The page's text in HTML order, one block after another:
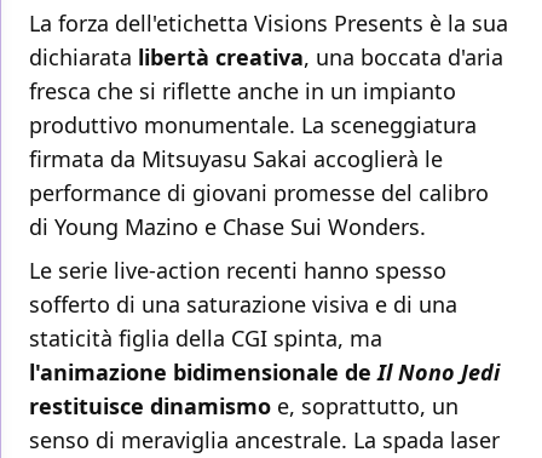
La forza dell'etichetta Visions Presents è la sua
dichiarata libertà creativa, una boccata d'aria
fresca che si riflette anche in un impianto
produttivo monumentale. La sceneggiatura
firmata da Mitsuyasu Sakai accoglierà le
performance di giovani promesse del calibro
di Young Mazino e Chase Sui Wonders.
Le serie live-action recenti hanno spesso
sofferto di una saturazione visiva e di una
staticità figlia della CGI spinta, ma
l'animazione bidimensionale deIl Nono Jedi
restituisce dinamismo e, soprattutto, un
senso di meraviglia ancestrale. La spada laser